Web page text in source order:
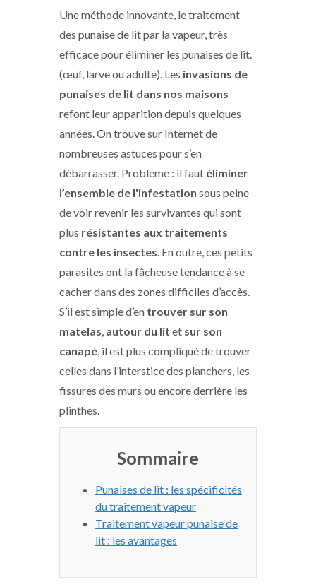
Une méthode innovante, le traitement
des punaise de lit par la vapeur, très
efficace pour éliminer les punaises de lit.
(œuf, larve ou adulte). Les invasions de
punaises de lit dans nos maisons
refont leur apparition depuis quelques
années. On trouve sur Internet de
nombreuses astuces pour s’en
débarrasser. Problème : il faut éliminer
l’ensemble de l'infestation sous peine
de voir revenir les survivantes qui sont
plus résistantes aux traitements
contre les insectes. En outre, ces petits
parasites ont la fâcheuse tendance à se
cacher dans des zones difficiles d’accès.
S’il est simple d’en trouver sur son
matelas, autour du lit et sur son
canapé, il est plus compliqué de trouver
celles dans l’interstice des planchers, les
fissures des murs ou encore derrière les
plinthes.
Sommaire
Punaises de lit : les spécificités
du traitement vapeur
Traitement vapeur punaise de
lit : les avantages